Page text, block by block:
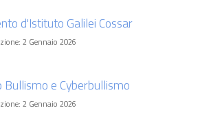
d'Istituto Galilei Cossar
2 Gennaio 2026
Bullismo e Cyberbullismo
2 Gennaio 2026